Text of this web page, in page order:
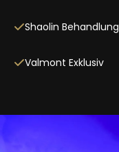
Shaolin Behandlung
Valmont Exklusiv